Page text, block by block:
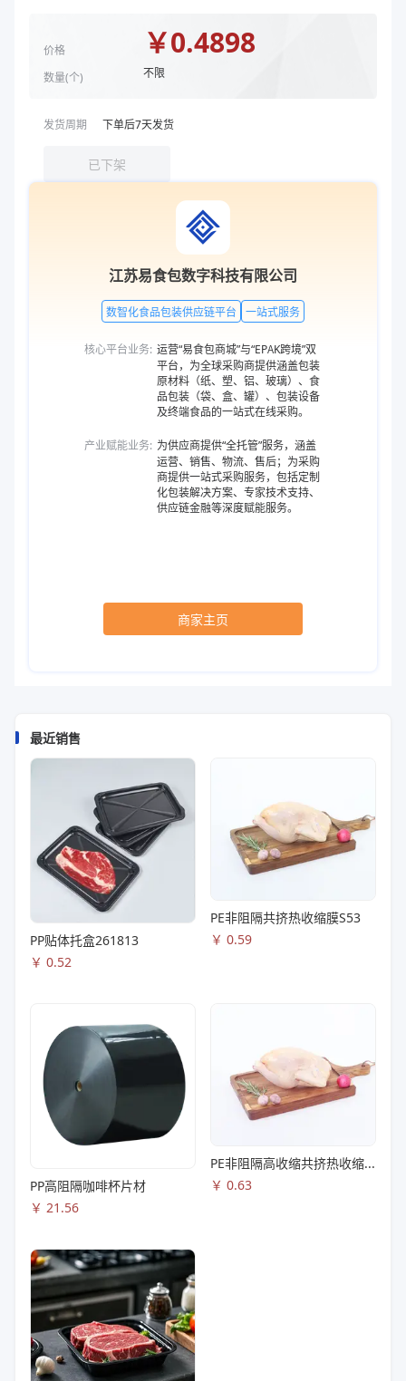
价格
数量(个)
￥0.4898
不限
发货周期 下单后7天发货
已下架
江苏易食包数字科技有限公司
数智化食品包装供应链平台 一站式服务
核心平台业务: 运营“易食包商城”与“EPAK跨境”双
平台，为全球采购商提供涵盖包装
原材料（纸、塑、铝、玻璃）、食
品包装（袋、盒、罐）、包装设备
及终端食品的一站式在线采购。
产业赋能业务: 为供应商提供“全托管”服务，涵盖
运营、销售、物流、售后；为采购
商提供一站式采购服务，包括定制
化包装解决方案、专家技术支持、
供应链金融等深度赋能服务。
商家主页
最近销售
PP贴体托盒261813
￥ 0.52
PE非阻隔共挤热收缩膜S53
￥ 0.59
PP高阻隔咖啡杯片材
￥ 21.56
PE非阻隔高收缩共挤热收缩膜S83
￥ 0.63